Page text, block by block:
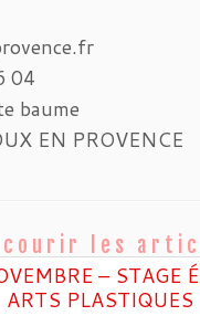
04
baume
EN PROVENCE
les
– STAGE
ARTS PLASTIQUES